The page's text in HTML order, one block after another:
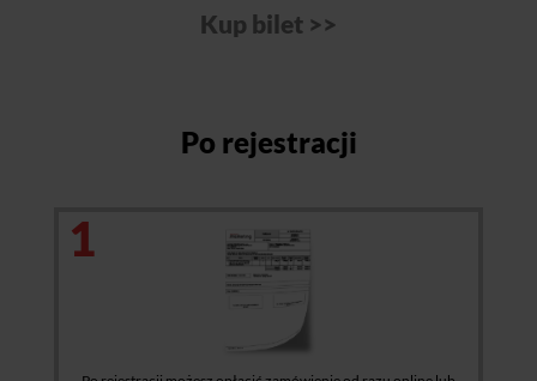
Po rejestracji
1